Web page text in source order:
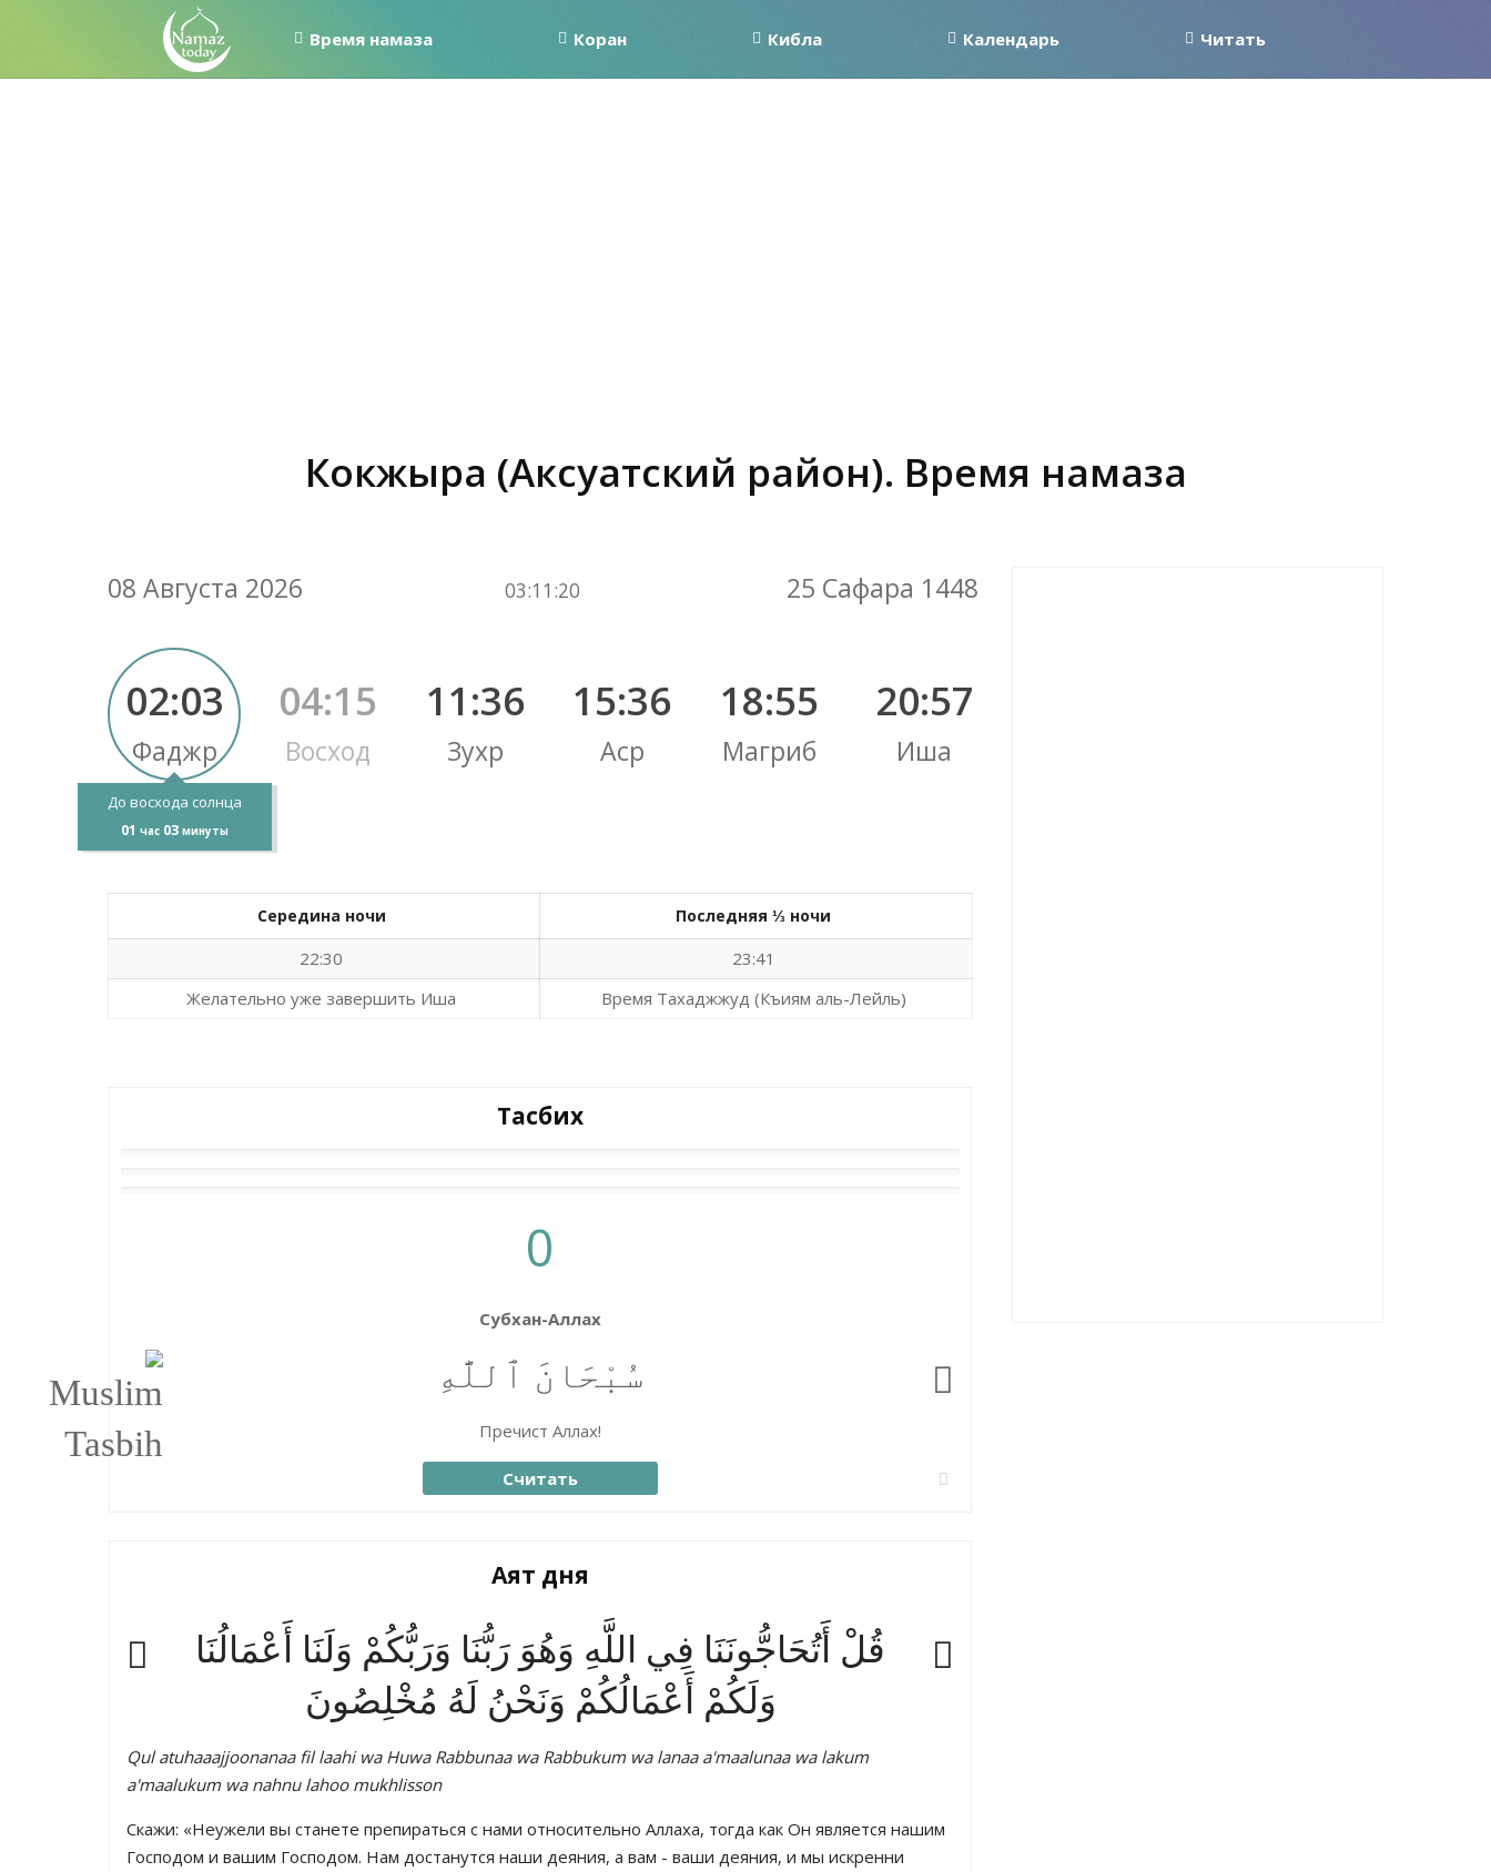
Время намаза Коран Кибла Календарь Читать
Кокжыра (Аксуатский район). Время намаза
08 Августа 2026 03:11 :21 25 Сафара 1448
02:03
Фаджр
До восхода солнца
01 час 03 минуты
04:15
Восход
11:36
Зухр
15:36
Аср
18:55
Магриб
20:57
Иша
Середина ночи Последняя ⅓ ночи
22:30
23:41
Желательно уже завершить Иша
Время Тахаджжуд (Къиям аль-Лейль)
Тасбих
0
Субхан-Аллах
سُبْحَانَ ٱللَّٰهِ
Пречист Аллах!
Считать
Аят дня
قُلْ أَتُحَاجُّونَنَا فِي اللَّهِ وَهُوَ رَبُّنَا وَرَبُّكُمْ وَلَنَا أَعْمَالُنَا
وَلَكُمْ أَعْمَالُكُمْ وَنَحْنُ لَهُ مُخْلِصُونَ
Qul atuhaaajjoonanaa fil laahi wa Huwa Rabbunaa wa Rabbukum wa lanaa a'maalunaa wa lakum
a'maalukum wa nahnu lahoo mukhlisson
Скажи: «Неужели вы станете препираться с нами относительно Аллаха, тогда как Он является нашим
Господом и вашим Господом. Нам достанутся наши деяния, а вам - ваши деяния, и мы искренни